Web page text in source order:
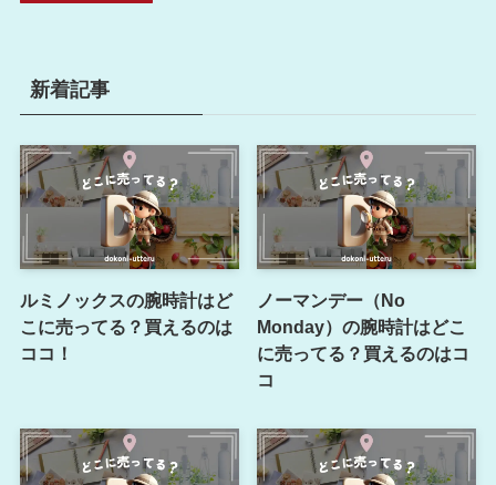
新着記事
ルミノックスの腕時計はど
こに売ってる？買えるのは
ココ！
ノーマンデー（No
Monday）の腕時計はどこ
に売ってる？買えるのはコ
コ